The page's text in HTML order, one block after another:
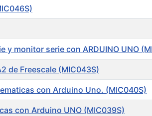
monitor serie con ARDUINO UNO
de Freescale (MIC043S)
con Arduino Uno. (MIC040S)
con Arduino UNO (MIC039S)